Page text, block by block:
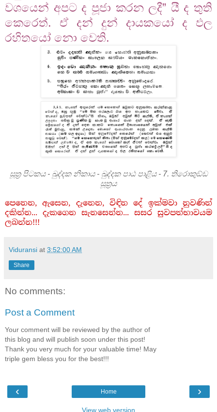
වශයෙන් අපට ද පූජා කරන ලදී” යී ද තුති
කෙරෙත්. ඒ දන් දුන් දායකයෝ ද ඵල
රහිතයෝ නො වෙති.
සූත්‍ර පිටකය - ඛුද්දක නිකාය - ඛුද්දක පාඨ පාළිය - 7. තිරොකුඞ්ඩ
සූත්‍රය
පෙනෙන, ඇසෙන, දැනෙන, විඳින දේ ඉක්මවා නුවණින්
දකින්න... දැකගෙන සැනසෙන්න... සසර සුවපත්භාවයම
ලබන්න!!!
Viduransi at 3:52:00 AM
Share
No comments:
Post a Comment
Your comment will be reviewed by the author of
this blog and will publish soon under this post!
Thank you very much for your valuable time! May
triple gem bless you for the best!!!
‹ ›
Home
View web version